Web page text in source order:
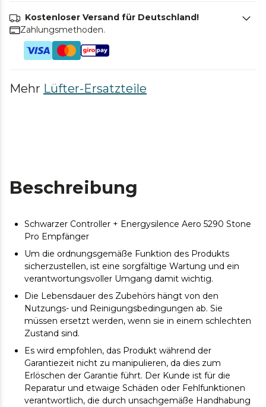
Kostenloser Versand für Deutschland!
Zahlungsmethoden.
Mehr Lüfter-Ersatzteile
Beschreibung
Schwarzer Controller + Energysilence Aero 5290 Stone
Pro Empfänger
Um die ordnungsgemäße Funktion des Produkts
sicherzustellen, ist eine sorgfältige Wartung und ein
verantwortungsvoller Umgang damit wichtig.
Die Lebensdauer des Zubehörs hängt von den
Nutzungs- und Reinigungsbedingungen ab. Sie
müssen ersetzt werden, wenn sie in einem schlechten
Zustand sind.
Es wird empfohlen, das Produkt während der
Garantiezeit nicht zu manipulieren, da dies zum
Erlöschen der Garantie führt. Der Kunde ist für die
Reparatur und etwaige Schäden oder Fehlfunktionen
verantwortlich, die durch unsachgemäße Handhabung